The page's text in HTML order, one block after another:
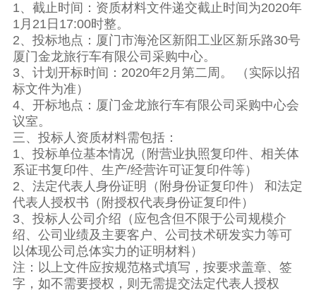
1、截止时间：资质材料文件递交截止时间为2020年
1月21日17:00时整。
2、投标地点：厦门市海沧区新阳工业区新乐路30号
厦门金龙旅行车有限公司采购中心。
3、计划开标时间：2020年2月第二周。 （实际以招
标文件为准）
4、开标地点：厦门金龙旅行车有限公司采购中心会
议室。
三、投标人资质材料需包括：
1、投标单位基本情况（附营业执照复印件、相关体
系证书复印件、生产/经营许可证复印件等）
2、法定代表人身份证明（附身份证复印件） 和法定
代表人授权书（附授权代表身份证复印件）
3、投标人公司介绍（应包含但不限于公司规模介
绍、公司业绩及主要客户、公司技术研发实力等可
以体现公司总体实力的证明材料）
注：以上文件应按规范格式填写，按要求盖章、签
字，如不需要授权，则无需提交法定代表人授权